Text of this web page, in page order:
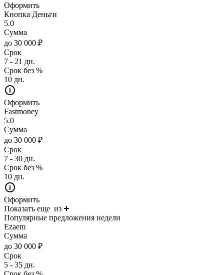
Оформить
Кнопка Деньги
5.0
Сумма
до 30 000 ₽
Срок
7 - 21 дн.
Срок без %
10 дн.
Оформить
Fastmoney
5.0
Сумма
до 30 000 ₽
Срок
7 - 30 дн.
Срок без %
10 дн.
Оформить
Показать еще из
Популярные предложения недели
Ezaem
Сумма
до 30 000 ₽
Срок
5 - 35 дн.